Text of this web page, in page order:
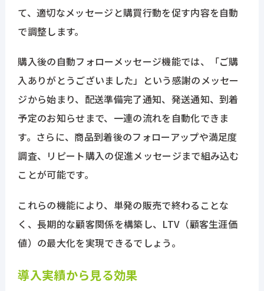
て、適切なメッセージと購買行動を促す内容を自動
で調整します。
購入後の自動フォローメッセージ機能では、「ご購
入ありがとうございました」という感謝のメッセー
ジから始まり、配送準備完了通知、発送通知、到着
予定のお知らせまで、一連の流れを自動化できま
す。さらに、商品到着後のフォローアップや満足度
調査、リピート購入の促進メッセージまで組み込む
ことが可能です。
これらの機能により、単発の販売で終わることな
く、長期的な顧客関係を構築し、LTV（顧客生涯価
値）の最大化を実現できるでしょう。
導入実績から見る効果